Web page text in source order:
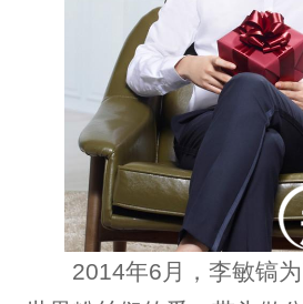
2014年6月，李敏镐为